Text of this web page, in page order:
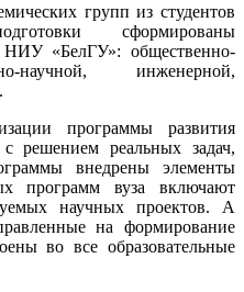
групп из студентов
сформированы
«БелГУ»: общественно-
научной, инженерной,
программы развития
с решением реальных задач,
внедрены элементы
программ вуза включают
научных проектов. А
на формирование
во все образовательные